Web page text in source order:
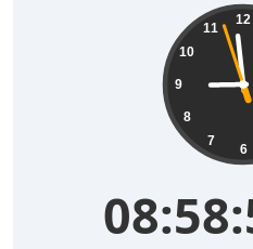
12
6
7
8
9
10
11